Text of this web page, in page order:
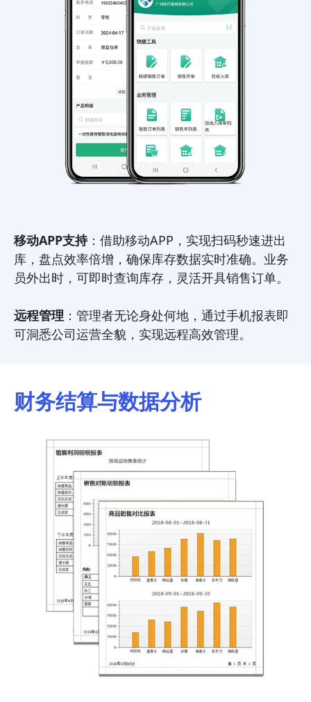
移动APP支持：借助移动APP，实现扫码秒速进出
库，盘点效率倍增，确保库存数据实时准确。业务
员外出时，可即时查询库存，灵活开具销售订单。
远程管理 ：管理者无论身处何地，通过手机报表即
可洞悉公司运营全貌，实现远程高效管理。
财务结算与数据分析